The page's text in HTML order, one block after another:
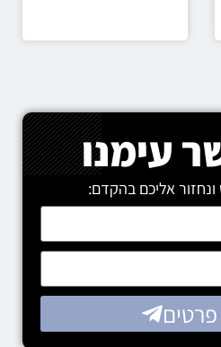
עימנו
אליכם בהקדם: